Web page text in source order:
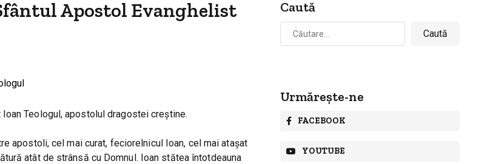
Apostol Evanghelist
Teologul, apostolul dragostei creștine.
apostoli, cel mai curat, feciorelnicul Ioan, cel mai atașat
atât de strânsă cu Domnul. Ioan stătea întotdeauna
Caută
Caută
după:
Urmărește-ne
FACEBOOK
YOUTUBE